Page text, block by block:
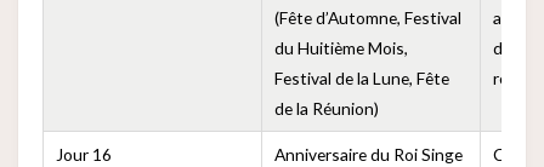
(Fête d’Automne, Festival
du Huitième Mois,
Festival de la Lune, Fête
de la Réunion)
des
réunir
Jour 16 Anniversaire du Roi Singe